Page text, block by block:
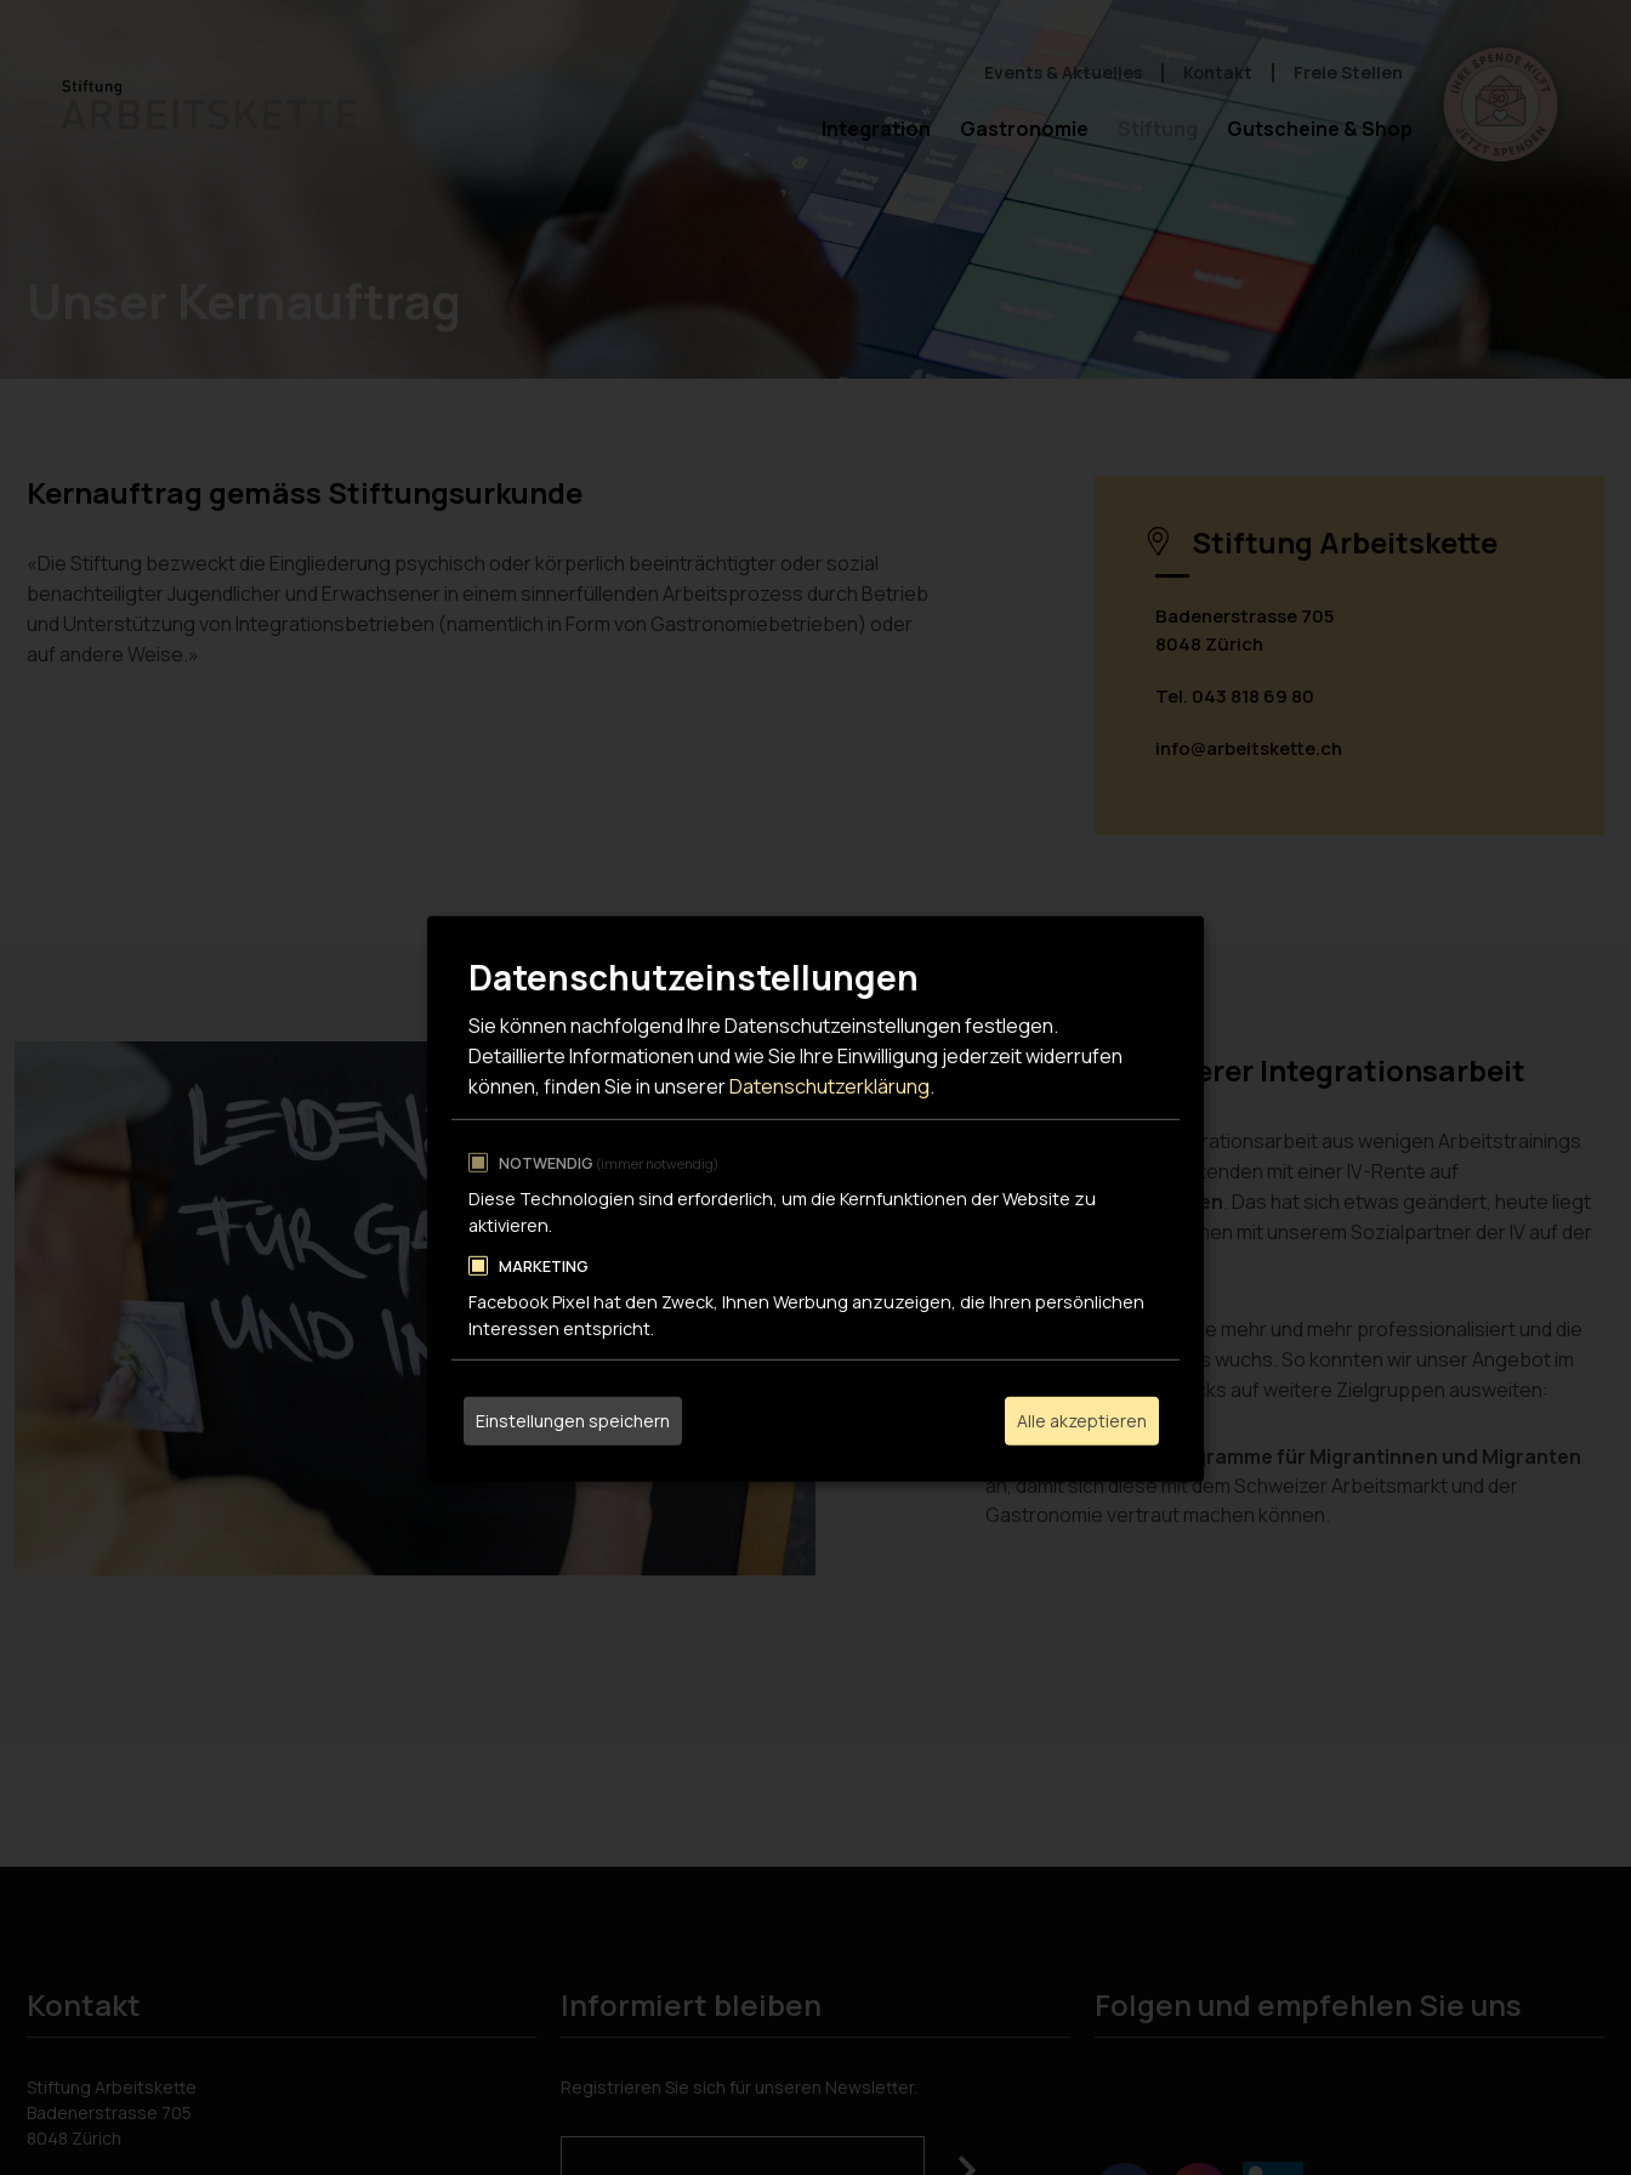
Events & Aktuelles Kontakt Freie Stellen
Integration Gastronomie Gutscheine & Shop
Kernauftrag gemäss Stiftungsurkunde
«Die Stiftung bezweckt die Eingliederung psychisch oder körperlich beeinträchtigter oder sozial
benachteiligter Jugendlicher und Erwachsener in einem sinnerfüllenden Arbeitsprozess durch Betrieb
und Unterstützung von Integrationsbetrieben (namentlich in Form von Gastronomiebetrieben) oder
auf andere Weise.»
Stiftung Arbeitskette
Badenerstrasse 705
8048 Zürich
Tel. 043 818 69 80
info arbeitskette.ch
Entwicklung unserer Integrationsarbeit
1994 bestand unsere Integrationsarbeit aus wenigen Arbeitstrainings
der IV und ein paar Mitarbeitenden mit einer IV-Rente auf
Integrationsarbeitsplätzen. Das hat sich etwas geändert, heute liegt
ein wichtiger Fokus zusammen mit unserem Sozialpartner der IV auf der
Die Arbeitsintegration wurde mehr und mehr professionalisiert und die
Anzahl unserer Restaurants wuchs. So konnten wir unser Angebot im
Rahmen des Stiftungszwecks auf weitere Zielgruppen ausweiten:
Programme für Migrantinnen und Migranten
an, damit sich diese mit dem Schweizer Arbeitsmarkt und der
Gastronomie vertraut machen können.
Kontakt
Stiftung Arbeitskette
Badenerstrasse 705
8048 Zürich
Informiert bleiben
Registrieren Sie sich für unseren Newsletter.
Folgen und empfehlen Sie uns
Datenschutzeinstellungen
Sie können nachfolgend Ihre Datenschutzeinstellungen festlegen.
Detaillierte Informationen und wie Sie Ihre Einwilligung jederzeit widerrufen
können, finden Sie in unsererDatenschutzerklärung.
NOTWENDIG (immer notwendig)
Diese Technologien sind erforderlich, um die Kernfunktionen der Website zu
aktivieren.
MARKETING
Facebook Pixel hat den Zweck, Ihnen Werbung anzuzeigen, die Ihren persönlichen
Interessen entspricht.
Einstellungen speichern Alle akzeptieren